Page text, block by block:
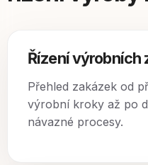
Řízení výrobních
Přehled zakázek od
výrobní kroky až po
návazné procesy.